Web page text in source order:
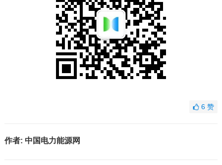
6赞
作者: 中国电力能源网